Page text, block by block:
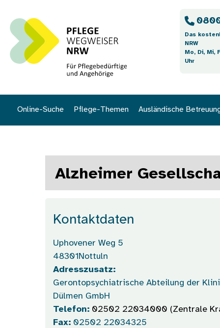
Das
NRW
Mo, Di, Mi,
Uhr
Online-Suche Pflege-Themen Ausländische
Alzheimer
Kontaktdaten
Uphovener Weg 5
48301Nottuln
Adresszusatz:
Gerontopsychiatrische Abteilung der
Dülmen GmbH
Telefon: 02502 22034000 (Zentrale
Fax: 02502 22034325